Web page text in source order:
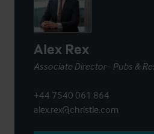
Alex Rex
Associate Director - Pubs &
+44 7540 061 864
alex.rex@christie.com